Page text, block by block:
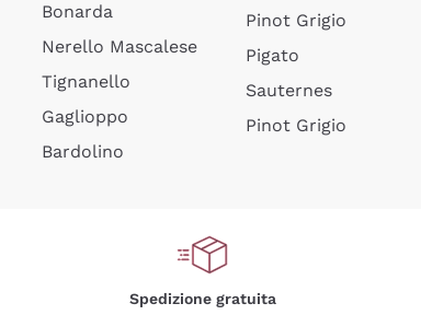
Bonarda
Nerello Mascalese
Tignanello
Gaglioppo
Bardolino
Pinot Grigio
Pigato
Sauternes
Pinot Grigio
Spedizione gratuita